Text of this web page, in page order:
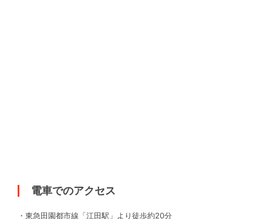
電車でのアクセス
・東急田園都市線「江田駅」より徒歩約20分